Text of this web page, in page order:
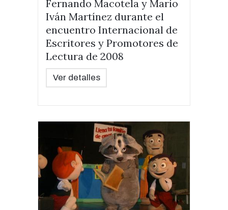
Fernando Macotela y Mario
Iván Martínez durante el
encuentro Internacional de
Escritores y Promotores de
Lectura de 2008
Ver detalles